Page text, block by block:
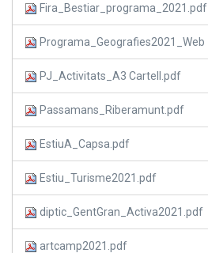
Fira_Bestiar_programa_2021.pdf
Programa_Geografies2021_Web
PJ_Activitats_A3 Cartell.pdf
Passamans_Riberamunt.pdf
EstiuA_Capsa.pdf
Estiu_Turisme2021.pdf
diptic_GentGran_Activa2021.pdf
artcamp2021.pdf